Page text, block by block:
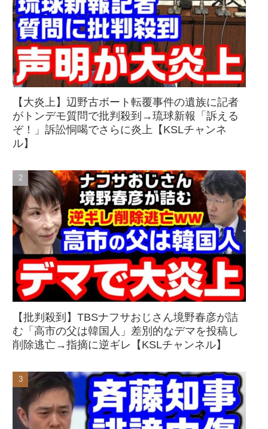
【大炎上】辺野古ボート転覆事件の遺族に記者
がトンデモ質問で批判殺到→琉球新報「訴える
ぞ！」訴訟恫喝でさらに炎上【KSLチャンネ
ル】
【批判殺到】TBSナフサおじさん境野春彦が詰
む「高市の父は韓国人」差別的なデマを投稿し
削除逃亡→指摘に逆ギレ【KSLチャンネル】